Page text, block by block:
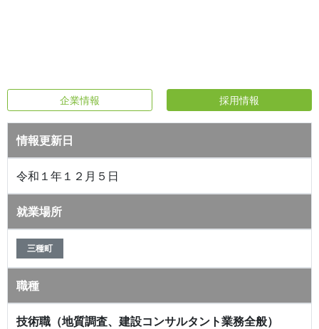
企業情報 採用情報
情報更新日
令和１年１２月５日
就業場所
三種町
職種
技術職（地質調査、建設コンサルタント業務全般）